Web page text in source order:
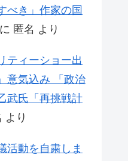
べき」作家の国
に 匿名 より
ティーショー出
意気込み 「政治
武氏「再挑戦計
より
活動を自粛しま